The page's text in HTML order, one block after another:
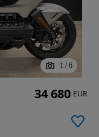
1 / 6
34 680 EUR